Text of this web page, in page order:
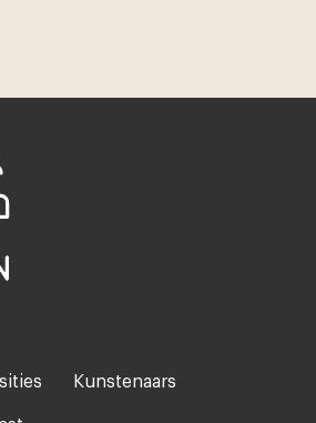
Kunstenaars